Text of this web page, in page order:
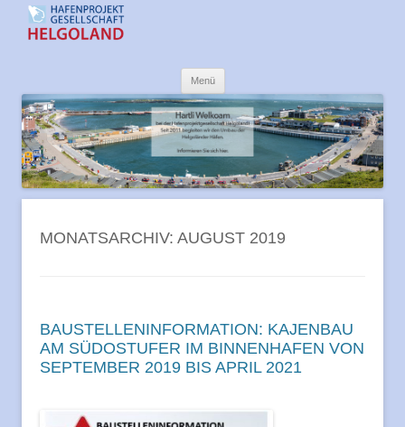
Menü
springen
MONATSARCHIV: AUGUST 2019
BAUSTELLENINFORMATION: KAJENBAU
AM SÜDOSTUFER IM BINNENHAFEN VON
SEPTEMBER 2019 BIS APRIL 2021